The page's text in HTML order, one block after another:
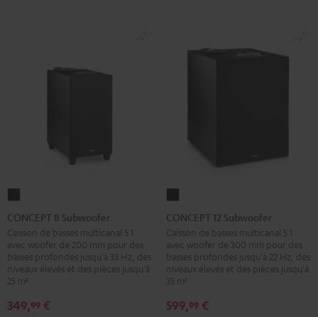
8
Subwoofer
Noir
CONCEPT 8 Subwoofer
Caisson de basses multicanal 5.1
avec woofer de 200 mm pour des
basses profondes jusqu'à 33 Hz, des
niveaux élevés et des pièces jusqu'à
25 m²
349,99 €
12
Subwoofer
Noir
CONCEPT 12 Subwoofer
Caisson de basses multicanal 5.1
avec woofer de 300 mm pour des
basses profondes jusqu'à 22 Hz, des
niveaux élevés et des pièces jusqu'à
35 m²
599,99 €